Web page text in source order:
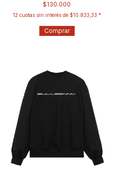
$130.000
12 cuotas sin interés de $10.833,33
Comprar